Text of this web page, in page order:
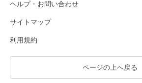
ヘルプ・お問い合わせ
サイトマップ
利用規約
ページの上へ戻る